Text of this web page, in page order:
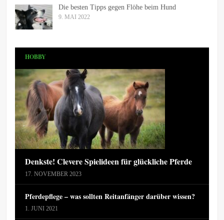
Die besten Tipps gegen Flöhe beim Hund
9. MAI 2022
HOBBY
Denkste! Clevere Spielideen für glückliche Pferde
17. NOVEMBER 2023
Pferdepflege – was sollten Reitanfänger darüber wissen?
1. JUNI 2021